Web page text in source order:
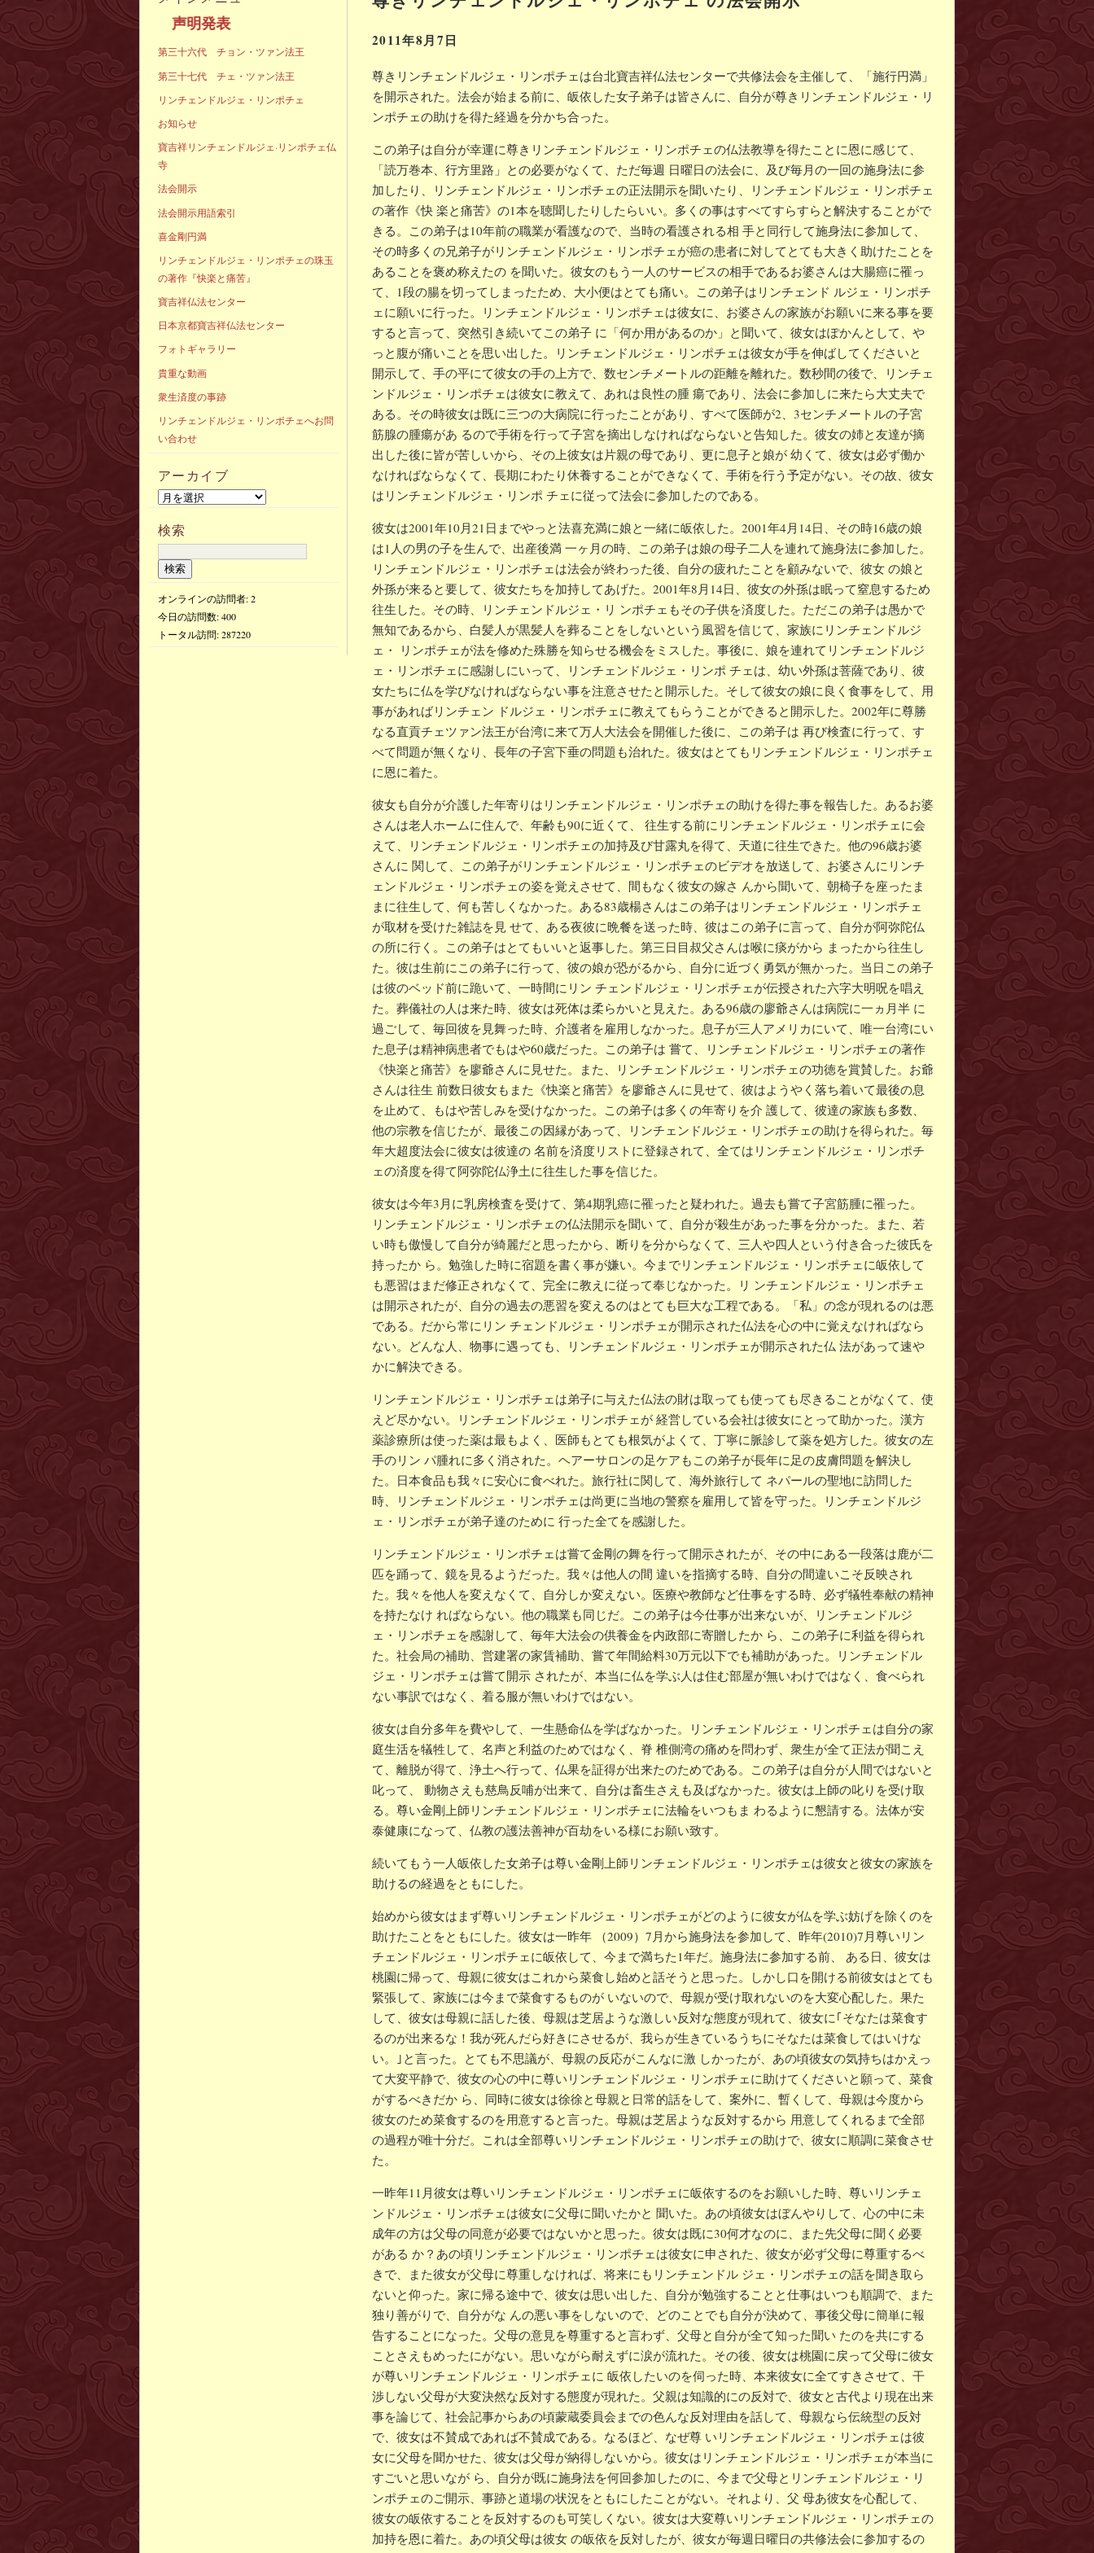
2011年8月7日
尊きリンチェンドルジェ・リンポチェは台北寶吉祥仏法センターで共修法会を主催して、「施行円満」
を開示された。法会が始まる前に、皈依した女子弟子は皆さんに、自分が尊きリンチェンドルジェ・リ
ンポチェの助けを得た経過を分かち合った。
この弟子は自分が幸運に尊きリンチェンドルジェ・リンポチェの仏法教導を得たことに恩に感じて、
「読万巻本、行方里路」との必要がなくて、ただ毎週 日曜日の法会に、及び毎月の一回の施身法に参
加したり、リンチェンドルジェ・リンポチェの正法開示を聞いたり、リンチェンドルジェ・リンポチェ
の著作《快 楽と痛苦》の1本を聴聞したりしたらいい。多くの事はすべてすらすらと解決することがで
きる。この弟子は10年前の職業が看護なので、当時の看護される相 手と同行して施身法に参加して、
その時多くの兄弟子がリンチェンドルジェ・リンポチェが癌の患者に対してとても大きく助けたことを
あることを褒め称えたの を聞いた。彼女のもう一人のサービスの相手であるお婆さんは大腸癌に罹っ
て、1段の腸を切ってしまったため、大小便はとても痛い。この弟子はリンチェンド ルジェ・リンポチ
ェに願いに行った。リンチェンドルジェ・リンポチェは彼女に、お婆さんの家族がお願いに来る事を要
すると言って、突然引き続いてこの弟子 に「何か用があるのか」と聞いて、彼女はぽかんとして、や
っと腹が痛いことを思い出した。リンチェンドルジェ・リンポチェは彼女が手を伸ばしてくださいと
開示して、手の平にて彼女の手の上方で、数センチメートルの距離を離れた。数秒間の後で、リンチェ
ンドルジェ・リンポチェは彼女に教えて、あれは良性の腫 瘍であり、法会に参加しに来たら大丈夫で
ある。その時彼女は既に三つの大病院に行ったことがあり、すべて医師が2、3センチメートルの子宮
筋腺の腫瘍があ るので手術を行って子宮を摘出しなければならないと告知した。彼女の姉と友達が摘
出した後に皆が苦しいから、その上彼女は片親の母であり、更に息子と娘が 幼くて、彼女は必ず働か
なければならなくて、長期にわたり休養することができなくて、手術を行う予定がない。その故、彼女
はリンチェンドルジェ・リンポ チェに従って法会に参加したのである。
彼女は2001年10月21日までやっと法喜充満に娘と一緒に皈依した。2001年4月14日、その時16歳の娘
は1人の男の子を生んで、出産後満 一ヶ月の時、この弟子は娘の母子二人を連れて施身法に参加した。
リンチェンドルジェ・リンポチェは法会が終わった後、自分の疲れたことを顧みないで、彼女 の娘と
外孫が来ると要して、彼女たちを加持してあげた。2001年8月14日、彼女の外孫は眠って窒息するため
往生した。その時、リンチェンドルジェ・リ ンポチェもその子供を済度した。ただこの弟子は愚かで
無知であるから、白髪人が黒髪人を葬ることをしないという風習を信じて、家族にリンチェンドルジ
ェ・ リンポチェが法を修めた殊勝を知らせる機会をミスした。事後に、娘を連れてリンチェンドルジ
ェ・リンポチェに感謝しにいって、リンチェンドルジェ・リンポ チェは、幼い外孫は菩薩であり、彼
女たちに仏を学びなければならない事を注意させたと開示した。そして彼女の娘に良く食事をして、用
事があればリンチェン ドルジェ・リンポチェに教えてもらうことができると開示した。2002年に尊勝
なる直貢チェツァン法王が台湾に来て万人大法会を開催した後に、この弟子は 再び検査に行って、す
べて問題が無くなり、長年の子宮下垂の問題も治れた。彼女はとてもリンチェンドルジェ・リンポチェ
に恩に着た。
彼女も自分が介護した年寄りはリンチェンドルジェ・リンポチェの助けを得た事を報告した。あるお婆
さんは老人ホームに住んで、年齢も90に近くて、 往生する前にリンチェンドルジェ・リンポチェに会
えて、リンチェンドルジェ・リンポチェの加持及び甘露丸を得て、天道に往生できた。他の96歳お婆
さんに 関して、この弟子がリンチェンドルジェ・リンポチェのビデオを放送して、お婆さんにリンチ
ェンドルジェ・リンポチェの姿を覚えさせて、間もなく彼女の嫁さ んから聞いて、朝椅子を座ったま
まに往生して、何も苦しくなかった。ある83歳楊さんはこの弟子はリンチェンドルジェ・リンポチェ
が取材を受けた雑誌を見 せて、ある夜彼に晩餐を送った時、彼はこの弟子に言って、自分が阿弥陀仏
の所に行く。この弟子はとてもいいと返事した。第三日目叔父さんは喉に痰がから まったから往生し
た。彼は生前にこの弟子に行って、彼の娘が恐がるから、自分に近づく勇気が無かった。当日この弟子
は彼のベッド前に跪いて、一時間にリン チェンドルジェ・リンポチェが伝授された六字大明呪を唱え
た。葬儀社の人は来た時、彼女は死体は柔らかいと見えた。ある96歳の廖爺さんは病院に一ヵ月半 に
過ごして、毎回彼を見舞った時、介護者を雇用しなかった。息子が三人アメリカにいて、唯一台湾にい
た息子は精神病患者でもはや60歳だった。この弟子は 嘗て、リンチェンドルジェ・リンポチェの著作
《快楽と痛苦》を廖爺さんに見せた。また、リンチェンドルジェ・リンポチェの功徳を賞賛した。お爺
さんは往生 前数日彼女もまた《快楽と痛苦》を廖爺さんに見せて、彼はようやく落ち着いて最後の息
を止めて、もはや苦しみを受けなかった。この弟子は多くの年寄りを介 護して、彼達の家族も多数、
他の宗教を信じたが、最後この因縁があって、リンチェンドルジェ・リンポチェの助けを得られた。毎
年大超度法会に彼女は彼達の 名前を済度リストに登録されて、全てはリンチェンドルジェ・リンポチ
ェの済度を得て阿弥陀仏浄土に往生した事を信じた。
彼女は今年3月に乳房検査を受けて、第4期乳癌に罹ったと疑われた。過去も嘗て子宮筋腫に罹った。
リンチェンドルジェ・リンポチェの仏法開示を聞い て、自分が殺生があった事を分かった。また、若
い時も傲慢して自分が綺麗だと思ったから、断りを分からなくて、三人や四人という付き合った彼氏を
持ったか ら。勉強した時に宿題を書く事が嫌い。今までリンチェンドルジェ・リンポチェに皈依して
も悪習はまだ修正されなくて、完全に教えに従って奉じなかった。リ ンチェンドルジェ・リンポチェ
は開示されたが、自分の過去の悪習を変えるのはとても巨大な工程である。「私」の念が現れるのは悪
である。だから常にリン チェンドルジェ・リンポチェが開示された仏法を心の中に覚えなければなら
ない。どんな人、物事に遇っても、リンチェンドルジェ・リンポチェが開示された仏 法があって速や
かに解決できる。
リンチェンドルジェ・リンポチェは弟子に与えた仏法の財は取っても使っても尽きることがなくて、使
えど尽かない。リンチェンドルジェ・リンポチェが 経営している会社は彼女にとって助かった。漢方
薬診療所は使った薬は最もよく、医師もとても根気がよくて、丁寧に脈診して薬を処方した。彼女の左
手のリン パ腫れに多く消された。ヘアーサロンの足ケアもこの弟子が長年に足の皮膚問題を解決し
た。日本食品も我々に安心に食べれた。旅行社に関して、海外旅行して ネパールの聖地に訪問した
時、リンチェンドルジェ・リンポチェは尚更に当地の警察を雇用して皆を守った。リンチェンドルジ
ェ・リンポチェが弟子達のために 行った全てを感謝した。
リンチェンドルジェ・リンポチェは嘗て金剛の舞を行って開示されたが、その中にある一段落は鹿が二
匹を踊って、鏡を見るようだった。我々は他人の間 違いを指摘する時、自分の間違いこそ反映され
た。我々を他人を変えなくて、自分しか変えない。医療や教師など仕事をする時、必ず犠牲奉献の精神
を持たなけ ればならない。他の職業も同じだ。この弟子は今仕事が出来ないが、リンチェンドルジ
ェ・リンポチェを感謝して、毎年大法会の供養金を内政部に寄贈したか ら、この弟子に利益を得られ
た。社会局の補助、営建署の家賃補助、嘗て年間給料30万元以下でも補助があった。リンチェンドル
ジェ・リンポチェは嘗て開示 されたが、本当に仏を学ぶ人は住む部屋が無いわけではなく、食べられ
ない事訳ではなく、着る服が無いわけではない。
彼女は自分多年を費やして、一生懸命仏を学ばなかった。リンチェンドルジェ・リンポチェは自分の家
庭生活を犠牲して、名声と利益のためではなく、脊 椎側湾の痛めを問わず、衆生が全て正法が聞こえ
て、離脱が得て、浄土へ行って、仏果を証得が出来たのためである。この弟子は自分が人間ではないと
叱って、 動物さえも慈鳥反哺が出来て、自分は畜生さえも及ばなかった。彼女は上師の叱りを受け取
る。尊い金剛上師リンチェンドルジェ・リンポチェに法輪をいつもま わるように懇請する。法体が安
泰健康になって、仏教の護法善神が百劫をいる様にお願い致す。
続いてもう一人皈依した女弟子は尊い金剛上師リンチェンドルジェ・リンポチェは彼女と彼女の家族を
助けるの経過をともにした。
始めから彼女はまず尊いリンチェンドルジェ・リンポチェがどのように彼女が仏を学ぶ妨げを除くのを
助けたことをともにした。彼女は一昨年 （2009）7月から施身法を参加して、昨年(2010)7月尊いリン
チェンドルジェ・リンポチェに皈依して、今まで満ちた1年だ。施身法に参加する前、 ある日、彼女は
桃園に帰って、母親に彼女はこれから菜食し始めと話そうと思った。しかし口を開ける前彼女はとても
緊張して、家族には今まで菜食するものが いないので、母親が受け取れないのを大変心配した。果た
して、彼女は母親に話した後、母親は芝居ような激しい反対な態度が現れて、彼女に｢そなたは菜食す
るのが出来るな！我が死んだら好きにさせるが、我らが生きているうちにそなたは菜食してはいけな
い。｣と言った。とても不思議が、母親の反応がこんなに激 しかったが、あの頃彼女の気持ちはかえっ
て大変平静で、彼女の心の中に尊いリンチェンドルジェ・リンポチェに助けてくださいと願って、菜食
がするべきだか ら、同時に彼女は徐徐と母親と日常的話をして、案外に、暫くして、母親は今度から
彼女のため菜食するのを用意すると言った。母親は芝居ような反対するから 用意してくれるまで全部
の過程が唯十分だ。これは全部尊いリンチェンドルジェ・リンポチェの助けで、彼女に順調に菜食させ
た。
一昨年11月彼女は尊いリンチェンドルジェ・リンポチェに皈依するのをお願いした時、尊いリンチェ
ンドルジェ・リンポチェは彼女に父母に聞いたかと 聞いた。あの頃彼女はぼんやりして、心の中に未
成年の方は父母の同意が必要ではないかと思った。彼女は既に30何才なのに、また先父母に聞く必要
がある か？あの頃リンチェンドルジェ・リンポチェは彼女に申された、彼女が必ず父母に尊重するべ
きで、また彼女が父母に尊重しなければ、将来にもリンチェンドル ジェ・リンポチェの話を聞き取ら
ないと仰った。家に帰る途中で、彼女は思い出した、自分が勉強することと仕事はいつも順調で、また
独り善がりで、自分がな んの悪い事をしないので、どのことでも自分が決めて、事後父母に簡単に報
告することになった。父母の意見を尊重すると言わず、父母と自分が全て知った聞い たのを共にする
ことさえもめったにがない。思いながら耐えずに涙が流れた。その後、彼女は桃園に戻って父母に彼女
が尊いリンチェンドルジェ・リンポチェに 皈依したいのを伺った時、本来彼女に全てすきさせて、干
渉しない父母が大変決然な反対する態度が現れた。父親は知識的にの反対で、彼女と古代より現在出来
事を論じて、社会記事からあの頃蒙蔵委員会までの色んな反対理由を話して、母親なら伝統型の反対
で、彼女は不賛成であれば不賛成である。なるほど、なぜ尊 いリンチェンドルジェ・リンポチェは彼
女に父母を聞かせた、彼女は父母が納得しないから。彼女はリンチェンドルジェ・リンポチェが本当に
すごいと思いなが ら、自分が既に施身法を何回参加したのに、今まで父母とリンチェンドルジェ・リ
ンポチェのご開示、事跡と道場の状況をともにしたことがない。それより、父 母あ彼女を心配して、
彼女の皈依することを反対するのも可笑しくない。彼女は大変尊いリンチェンドルジェ・リンポチェの
加持を恩に着た。あの頃父母は彼女 の皈依を反対したが、彼女が毎週日曜日の共修法会に参加するの
第三十六代 チョン・ツァン法王
第三十七代 チェ・ツァン法王
リンチェンドルジェ・リンポチェ
お知らせ
寶吉祥リンチェンドルジェ·リンポチェ仏
寺
法会開示
法会開示用語索引
喜金剛円満
リンチェンドルジェ・リンポチェの珠玉
の著作『快楽と痛苦』
寶吉祥仏法センター
日本京都寶吉祥仏法センター
フォトギャラリー
貴重な動画
衆生済度の事跡
リンチェンドルジェ・リンポチェへお問
い合わせ
アーカイブ
検索
オンラインの訪問者: 2
今日の訪問数:400
トータル訪問:287220